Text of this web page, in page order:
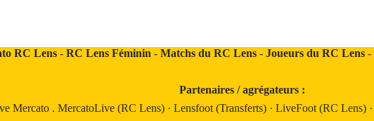
RC Lens- RC Lens Féminin - Matchs du RC Lens- Joueurs du RC Lens-
Partenaires / agrégateurs :
Mercato . MercatoLive (RC Lens) · Lensfoot (Transferts) · LiveFoot (RC Lens) ·